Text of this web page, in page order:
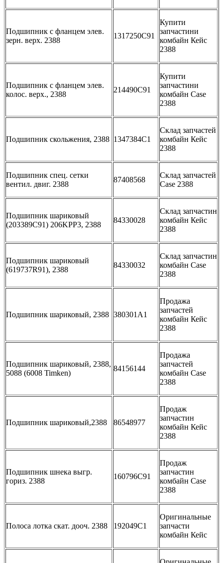
Подшипник с фланцем элев.
зерн. верх. 2388
1317250C91
Купити
запчастини
комбайн Кейс
2388
Подшипник с фланцем элев.
колос. верх., 2388
214490C91
Купити
запчастини
комбайн Case
2388
Подшипник скольжения, 2388 1347384C1
Склад запчастей
комбайн Кейс
2388
Подшипник спец. сетки
вентил. двиг. 2388
87408568
Склад запчастей
Case 2388
Подшипник шариковый
(203389C91) 206KPP3, 2388
84330028
Склад запчастин
комбайн Кейс
2388
Подшипник шариковый
(619737R91), 2388
84330032
Склад запчастин
комбайн Case
2388
Подшипник шариковый, 2388 380301A1
Продажа
запчастей
комбайн Кейс
2388
Подшипник шариковый, 2388,
5088 (6008 Timken)
84156144
Продажа
запчастей
комбайн Case
2388
Подшипник шариковый,2388 86548977
Продаж
запчастин
комбайн Кейс
2388
Подшипник шнека выгр.
гориз. 2388
160796C91
Продаж
запчастин
комбайн Case
2388
Полоса лотка скат. дооч. 2388 192049C1
Оригинальные
запчасти
комбайн Кейс